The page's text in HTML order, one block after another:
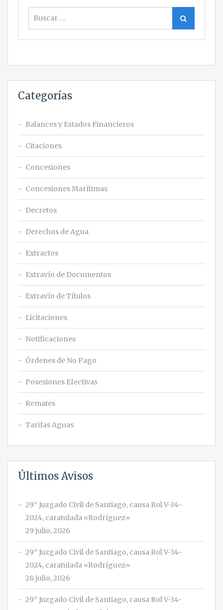
Buscar
Categorías
Balances y Estados Financieros
Citaciones
Concesiones
Concesiones Marítimas
Decretos
Derechos de Agua
Extractos
Extravío de Documentos
Extravío de Títulos
Licitaciones
Notificaciones
Órdenes de No Pago
Posesiones Efectivas
Remates
Tarifas Aguas
Últimos Avisos
29° Juzgado Civil de Santiago, causa Rol V-34-
2024, caratulada «Rodríguez»
29 julio, 2026
29° Juzgado Civil de Santiago, causa Rol V-34-
2024, caratulada «Rodríguez»
28 julio, 2026
29° Juzgado Civil de Santiago, causa Rol V-34-